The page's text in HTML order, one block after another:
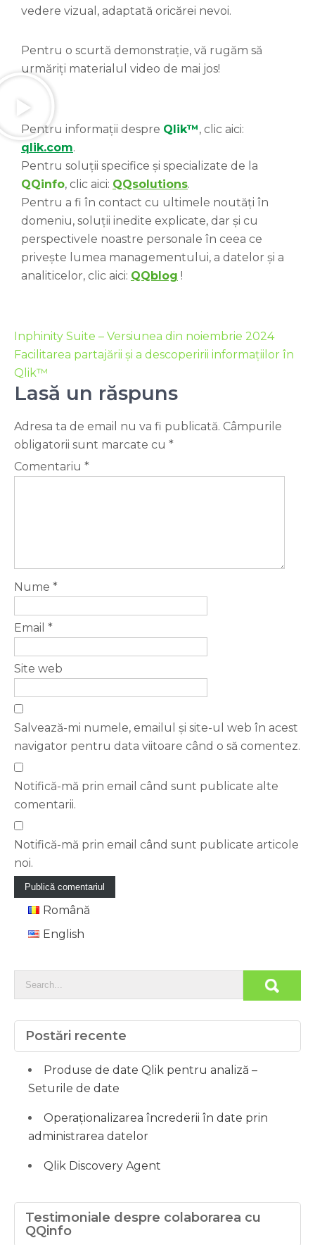
vedere vizual, adaptată oricărei nevoi.
Pentru o scurtă demonstrație, vă rugăm să
urmăriți materialul video de mai jos!
Pentru informații despre Qlik™, clic aici:
qlik.com.
Pentru soluții specifice și specializate de la
QQinfo, clic aici: QQsolutions.
Pentru a fi în contact cu ultimele noutăți în
domeniu, soluții inedite explicate, dar și cu
perspectivele noastre personale în ceea ce
privește lumea managementului, a datelor și a
analiticelor, clic aici: QQblog !
Inphinity Suite – Versiunea din noiembrie 2024
Facilitarea partajării și a descoperirii informațiilor în
Qlik™
Lasă un răspuns
Adresa ta de email nu va fi publicată. Câmpurile
obligatorii sunt marcate cu *
Comentariu *
Nume *
Email *
Site web
Salvează-mi numele, emailul și site-ul web în acest
navigator pentru data viitoare când o să comentez.
Notifică-mă prin email când sunt publicate alte
comentarii.
Notifică-mă prin email când sunt publicate articole
noi.
Română
English
Postări recente
Produse de date Qlik pentru analiză –
Seturile de date
Operaționalizarea încrederii în date prin
administrarea datelor
Qlik Discovery Agent
Testimoniale despre colaborarea cu
QQinfo